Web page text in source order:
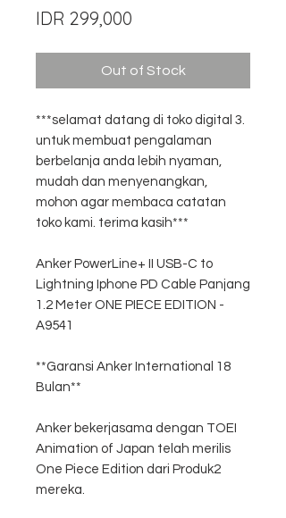
IDR 299,000
Out of Stock
***selamat datang di toko digital 3.
untuk membuat pengalaman
berbelanja anda lebih nyaman,
mudah dan menyenangkan,
mohon agar membaca catatan
toko kami. terima kasih***
Anker PowerLine+ II USB-C to
Lightning Iphone PD Cable Panjang
1.2 Meter ONE PIECE EDITION -
A9541
**Garansi Anker International 18
Bulan**
Anker bekerjasama dengan TOEI
Animation of Japan telah merilis
One Piece Edition dari Produk2
mereka.